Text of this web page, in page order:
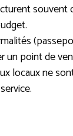
souvent
un point de
locaux ne